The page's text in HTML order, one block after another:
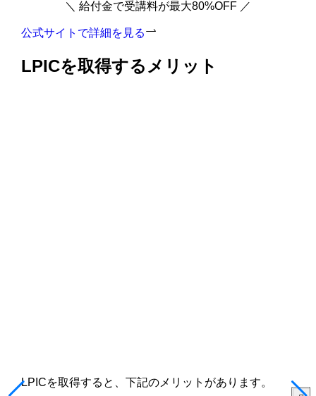
＼ 給付金で受講料が最大80%OFF ／
公式サイトで詳細を見る
LPICを取得するメリット
LPICを取得すると、下記のメリットがあります。